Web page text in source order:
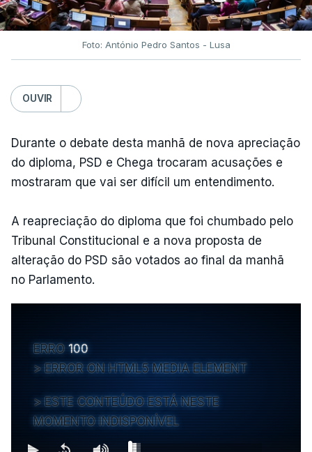
Foto: António Pedro Santos - Lusa
OUVIR
Durante o debate desta manhã de nova apreciação
do diploma, PSD e Chega trocaram acusações e
mostraram que vai ser difícil um entendimento.
A reapreciação do diploma que foi chumbado pelo
Tribunal Constitucional e a nova proposta de
alteração do PSD são votados ao final da manhã
no Parlamento.
ERRO 100
ERROR ON HTML5 MEDIA ELEMENT
ESTE CONTEÚDO ESTÁ NESTE
MOMENTO INDISPONÍVEL